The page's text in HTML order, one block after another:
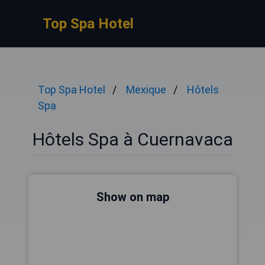
Top Spa Hotel
Top Spa Hotel Mexique
Hôtels
Spa
Hôtels Spa à Cuernavaca
Show on map